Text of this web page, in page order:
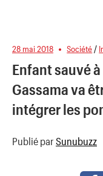
28 mai 2018 Société /
Enfant sauvé
Gassama va
intégrer les
Publié par Sunubuzz